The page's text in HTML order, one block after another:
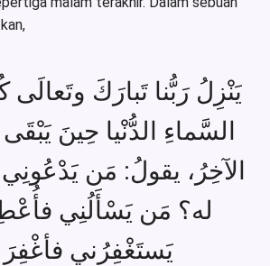
يَنْزِلُ رَبُّنا تَبارَكَ وتَعالَى
السَّماءِ الدُّنْيا حِينَ
الآخِرُ، يقولُ: مَن
له؟ مَن يَسْأَلُنِي
يَستَغْفِرُني فأغْفِرَ